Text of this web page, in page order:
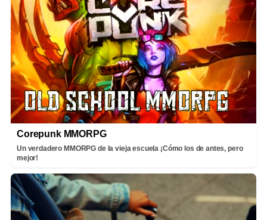
Corepunk MMORPG
Un verdadero MMORPG de la vieja escuela ¡Cómo los de antes, pero
mejor!